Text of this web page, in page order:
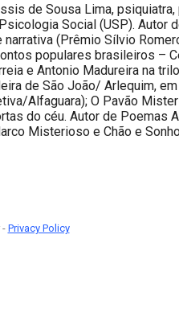
de Sousa Lima,
Social (USP). Autor
narrativa (Prêmio Sílvio
populares brasileiros –
e Antonio Madureira na
de São João/ Arlequim,
Alfaguara); O Pavão
do céu. Autor de Poemas
Misterioso e Chão e
- Privacy Policy